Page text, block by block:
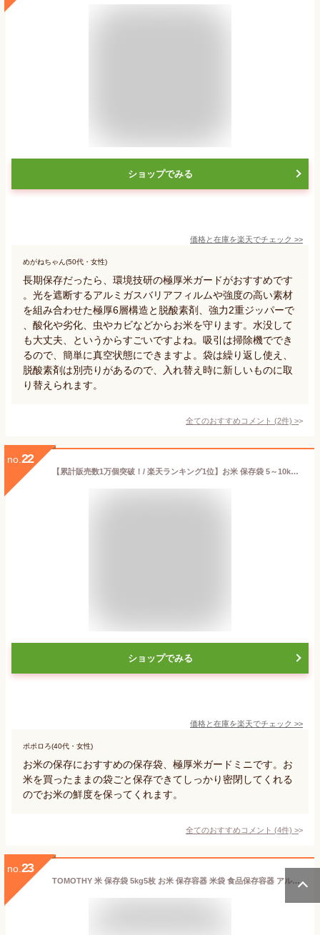
ショップでみる
価格と在庫を楽天でチェック >>
めがねちゃん(50代・女性)
長期保存だったら、環境技研の極厚米ガードがおすすめです
。光を遮断するアルミガスバリアフィルムや強度の高い素材
を組み合わせた極厚6層構造と脱酸素剤、強力2重ジッパーで
、酸化や劣化、虫やカビなどからお米を守ります。水没して
も大丈夫、というからすごいですよね。吸引は掃除機ででき
るので、簡単に真空状態にできますよ。袋は繰り返し使え、
脱酸素剤は別売りがあるので、入れ替え時に新しいものに取
り替えられます。
全てのおすすめコメント (2件) >
no. 22
【累計販売数1万個突破！/ 楽天ランキング1位】お米 保存袋 5～10kg袋用 2枚入 極厚 米ガードミニ 脱酸素剤付属 真空パック 無酸素 アルミ製 長期保存 酸化防止 防虫 防カビ 光遮断 白米 玄米 長持ち 密閉袋 米保存袋 長期保存袋 鮮度保持袋 真空 光遮断 虫除け 備蓄
ショップでみる
価格と在庫を楽天でチェック >>
ポポロろ(40代・女性)
お米の保存におすすめの保存袋、極厚米ガードミニです。お
米を買ったままの袋ごと保存できてしっかり密閉してくれる
のでお米の鮮度を保ってくれます。
全てのおすすめコメント (4件) >
no. 23
TOMOTHY 米 保存袋 5kg5枚 お米 保存容器 米袋 食品保存容器 アルミ袋 特大 チャック付き 食品衛生法適合品 遮光袋 30×42cm 5枚